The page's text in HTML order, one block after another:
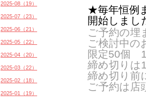
★毎年恒例
開始しまし
ご予約の埋
ご検討中の
限定50個
締め切りは
締め切り前
ご予約は店
2025-08（19）
2025-07（23）
2025-06（21）
2025-05（22）
2025-04（20）
2025-03（22）
2025-02（18）
2025-01（19）